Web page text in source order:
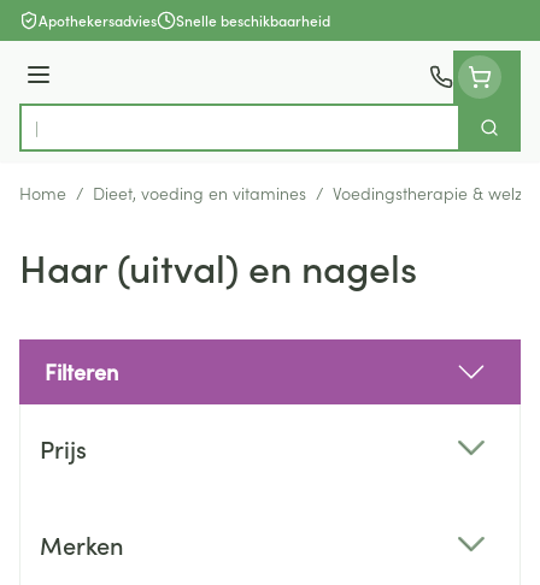
Ga naar de inhoud
Apothekersadvies Snelle beschikbaarheid
Menu
Product, merk, categorie...
Zoek
Home / Dieet, voeding en vitamines / Voedingstherapie & welzijn
Haar (uitval) en nagels
Filteren
Prijs
Merken